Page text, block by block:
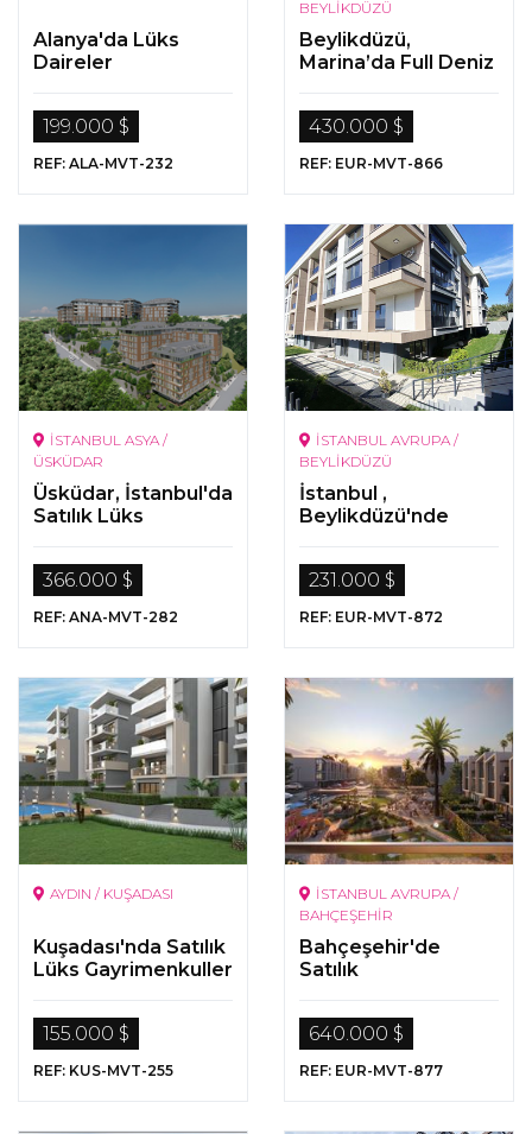
Alanya'da Lüks
Daireler
199.000 $
REF: ALA-MVT-232
BEYLİKDÜZÜ
Beylikdüzü,
Marina’da Full Deniz
Gayrimenkuller
430.000 $
REF: EUR-MVT-866
İSTANBUL ASYA /
ÜSKÜDAR
Üsküdar, İstanbul'da
Satılık Lüks
366.000 $
REF: ANA-MVT-282
İSTANBUL AVRUPA /
BEYLİKDÜZÜ
İstanbul ,
Beylikdüzü'nde
Konumda Satılık
Hemen Teslim
231.000 $
REF: EUR-MVT-872
AYDIN / KUŞADASI
Kuşadası'nda Satılık
Lüks Gayrimenkuller
155.000 $
REF: KUS-MVT-255
İSTANBUL AVRUPA /
BAHÇEŞEHİR
Bahçeşehir'de
Satılık
640.000 $
REF: EUR-MVT-877